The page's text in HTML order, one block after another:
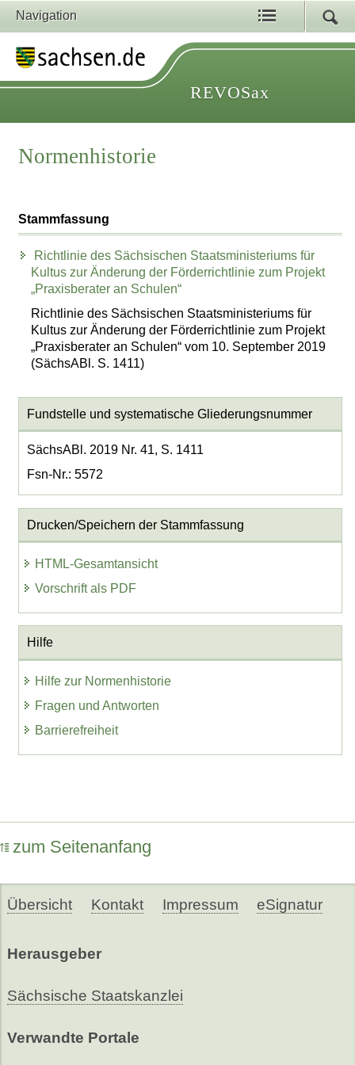
Navigation
REVOSax
Normenhistorie
Stammfassung
Richtlinie des Sächsischen Staatsministeriums für
Kultus zur Änderung der Förderrichtlinie zum Projekt
„Praxisberater an Schulen“
Richtlinie des Sächsischen Staatsministeriums für
Kultus zur Änderung der Förderrichtlinie zum Projekt
„Praxisberater an Schulen“ vom 10. September 2019
(SächsABl. S. 1411)
Fundstelle und systematische Gliederungsnummer
SächsABl. 2019 Nr. 41, S. 1411
Fsn-Nr.: 5572
Drucken/Speichern der Stammfassung
HTML-Gesamtansicht
Vorschrift als PDF
Hilfe
Hilfe zur Normenhistorie
Fragen und Antworten
Barrierefreiheit
zum Seitenanfang
Übersicht Kontakt Impressum eSignatur
Herausgeber
Sächsische Staatskanzlei
Verwandte Portale